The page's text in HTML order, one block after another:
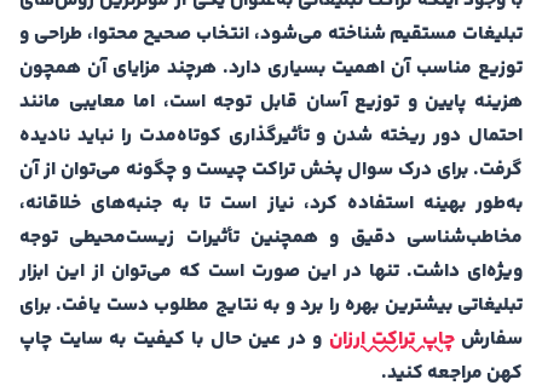
تبلیغات مستقیم شناخته می‌شود، انتخاب صحیح محتوا، طراحی و
توزیع مناسب آن اهمیت بسیاری دارد. هرچند مزایای آن همچون
هزینه پایین و توزیع آسان قابل توجه است، اما معایبی مانند
احتمال دور ریخته شدن و تأثیرگذاری کوتاه‌مدت را نباید نادیده
گرفت. برای درک سوال پخش تراکت چیست و چگونه می‌توان از آن
به‌طور بهینه استفاده کرد، نیاز است تا به جنبه‌های خلاقانه،
مخاطب‌شناسی دقیق و همچنین تأثیرات زیست‌محیطی توجه
ویژه‌ای داشت. تنها در این صورت است که می‌توان از این ابزار
تبلیغاتی بیشترین بهره را برد و به نتایج مطلوب دست یافت. برای
سفارش چاپ تراکت ارزان و در عین حال با کیفیت به سایت چاپ
کهن مراجعه کنید.